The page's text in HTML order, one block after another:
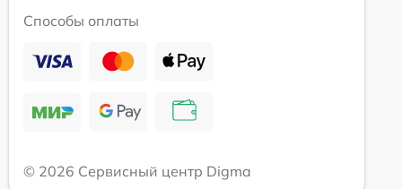
Способы оплаты
© 2026 Сервисный центр Digma